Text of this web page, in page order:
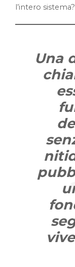
l’intero
Una